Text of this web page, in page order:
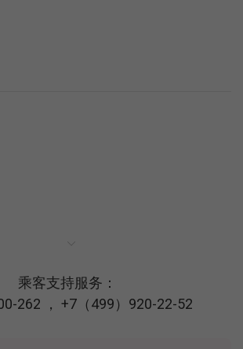
乘客支持服务：
262 ， +7（499）920-22-52